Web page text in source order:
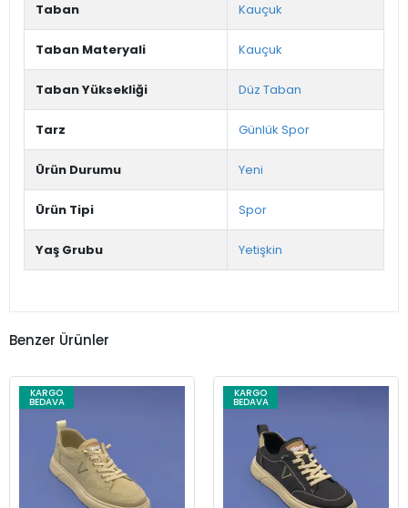
Taban Kauçuk
Taban Materyali Kauçuk
Taban Yüksekliği Düz Taban
Tarz Günlük Spor
Ürün Durumu Yeni
Ürün Tipi Spor
Yaş Grubu Yetişkin
Benzer Ürünler
KARGO
BEDAVA
KARGO
BEDAVA